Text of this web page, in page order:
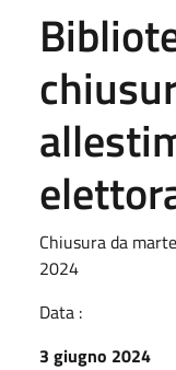
Chiusura da
2024
Data :
3 giugno 2024